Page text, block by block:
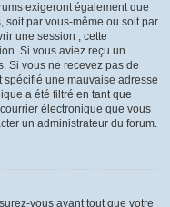
exigeront également que
soit par vous-même ou soit par
une session ; cette
Si vous aviez reçu un
Si vous ne recevez pas de
une mauvaise adresse
a été filtré en tant que
électronique que vous
un administrateur du forum.
vous avant tout que votre